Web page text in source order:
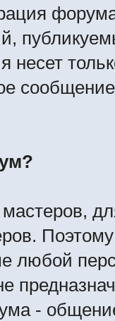
форума
несет
любой
-